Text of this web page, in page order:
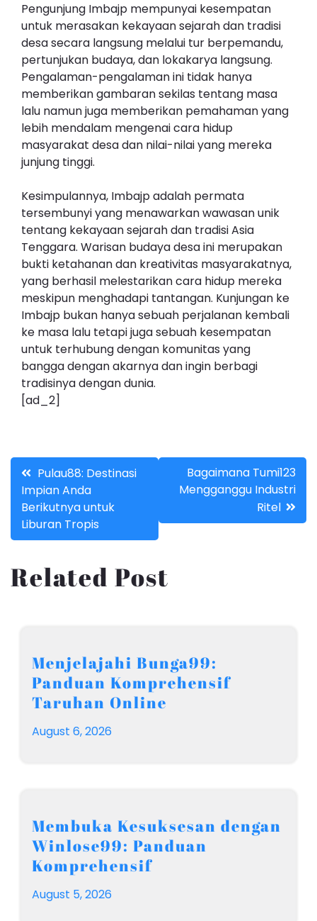
Pengunjung Imbajp mempunyai kesempatan
untuk merasakan kekayaan sejarah dan tradisi
desa secara langsung melalui tur berpemandu,
pertunjukan budaya, dan lokakarya langsung.
Pengalaman-pengalaman ini tidak hanya
memberikan gambaran sekilas tentang masa
lalu namun juga memberikan pemahaman yang
lebih mendalam mengenai cara hidup
masyarakat desa dan nilai-nilai yang mereka
junjung tinggi.
Kesimpulannya, Imbajp adalah permata
tersembunyi yang menawarkan wawasan unik
tentang kekayaan sejarah dan tradisi Asia
Tenggara. Warisan budaya desa ini merupakan
bukti ketahanan dan kreativitas masyarakatnya,
yang berhasil melestarikan cara hidup mereka
meskipun menghadapi tantangan. Kunjungan ke
Imbajp bukan hanya sebuah perjalanan kembali
ke masa lalu tetapi juga sebuah kesempatan
untuk terhubung dengan komunitas yang
bangga dengan akarnya dan ingin berbagi
tradisinya dengan dunia.
[ad_2]
Post
navigation
Pulau88: Destinasi
Impian Anda
Berikutnya untuk
Liburan Tropis
Bagaimana Tumi123
Mengganggu Industri
Ritel
Related Post
Menjelajahi Bunga99:
Panduan Komprehensif
Taruhan Online
August 6, 2026
Membuka Kesuksesan dengan
Winlose99: Panduan
Komprehensif
August 5, 2026